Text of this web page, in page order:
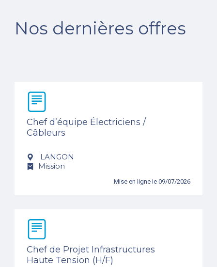
Nos dernières offres
Chef d’équipe Électriciens /
Câbleurs
LANGON
Mission
Mise en ligne le 09/07/2026
Chef de Projet Infrastructures
Haute Tension (H/F)